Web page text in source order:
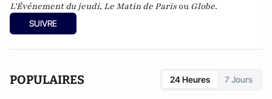
L'Événement du jeudi, Le Matin de Parisou Globe.
SUIVRE
POPULAIRES 24 Heures 7 Jours